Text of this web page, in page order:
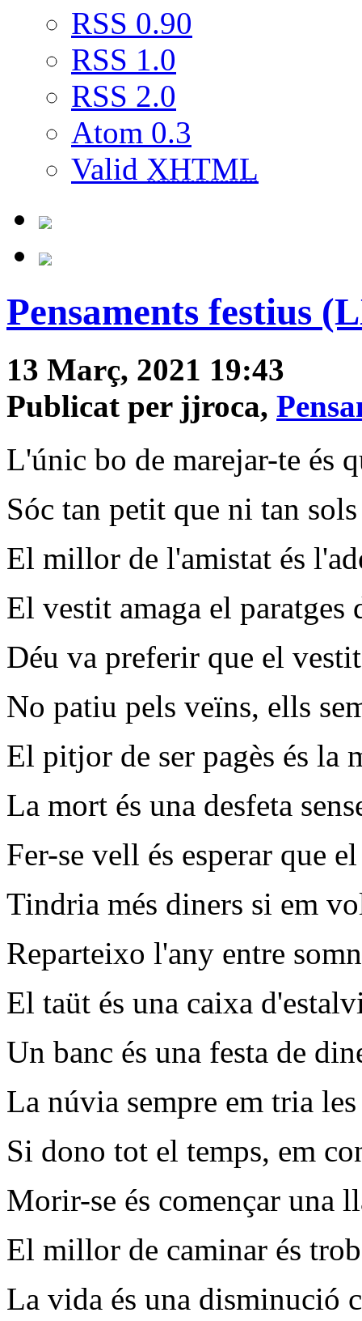
RSS 0.90
RSS 1.0
RSS 2.0
Atom 0.3
Valid XHTML
Pensaments festius
13 Març, 2021 19:43
Publicat per jjroca,
L'únic bo de marejar-te és
Sóc tan petit que ni tan
El millor de l'amistat és
El vestit amaga el paratges
Déu va preferir que el
No patiu pels veïns, ells
El pitjor de ser pagès és la
La mort és una desfeta
Fer-se vell és esperar que
Tindria més diners si em
Reparteixo l'any entre
El taüt és una caixa
Un banc és una festa de
La núvia sempre em tria
Si dono tot el temps, em
Morir-se és començar una
El millor de caminar és
La vida és una disminució